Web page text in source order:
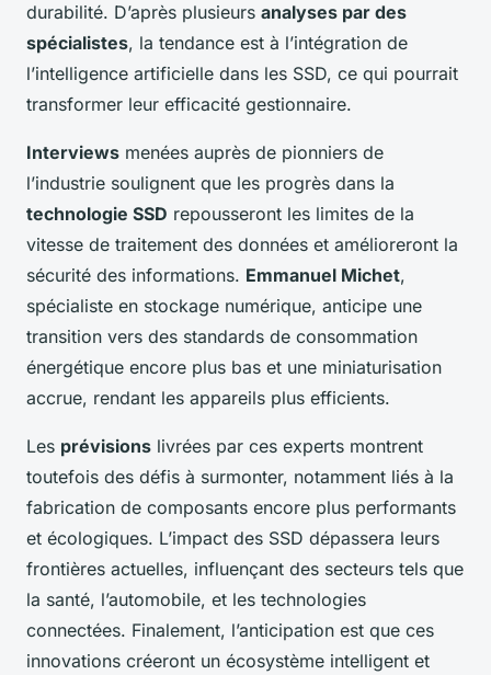
durabilité. D’après plusieurs analyses par des
spécialistes, la tendance est à l’intégration de
l’intelligence artificielle dans les SSD, ce qui pourrait
transformer leur efficacité gestionnaire.
Interviews menées auprès de pionniers de
l’industrie soulignent que les progrès dans la
technologie SSD repousseront les limites de la
vitesse de traitement des données et amélioreront la
sécurité des informations. Emmanuel Michet,
spécialiste en stockage numérique, anticipe une
transition vers des standards de consommation
énergétique encore plus bas et une miniaturisation
accrue, rendant les appareils plus efficients.
Les prévisions livrées par ces experts montrent
toutefois des défis à surmonter, notamment liés à la
fabrication de composants encore plus performants
et écologiques. L’impact des SSD dépassera leurs
frontières actuelles, influençant des secteurs tels que
la santé, l’automobile, et les technologies
connectées. Finalement, l’anticipation est que ces
innovations créeront un écosystème intelligent et